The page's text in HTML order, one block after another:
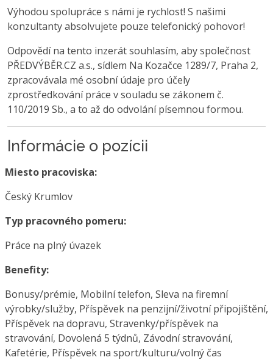
Výhodou spolupráce s námi je rychlost! S našimi
konzultanty absolvujete pouze telefonický pohovor!
Odpovědí na tento inzerát souhlasím, aby společnost
PŘEDVÝBĚR.CZ a.s., sídlem Na Kozačce 1289/7, Praha 2,
zpracovávala mé osobní údaje pro účely
zprostředkování práce v souladu se zákonem č.
110/2019 Sb., a to až do odvolání písemnou formou.
Informácie o pozícii
Miesto pracoviska:
Český Krumlov
Typ pracovného pomeru:
Práce na plný úvazek
Benefity:
Bonusy/prémie, Mobilní telefon, Sleva na firemní
výrobky/služby, Příspěvek na penzijní/životní připojištění,
Příspěvek na dopravu, Stravenky/příspěvek na
stravování, Dovolená 5 týdnů, Závodní stravování,
Kafetérie, Příspěvek na sport/kulturu/volný čas